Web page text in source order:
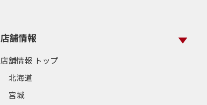
店舗情報
店舗情報 トップ
北海道
宮城